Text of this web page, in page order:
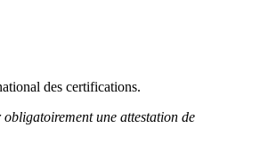
des certifications.
une attestation de